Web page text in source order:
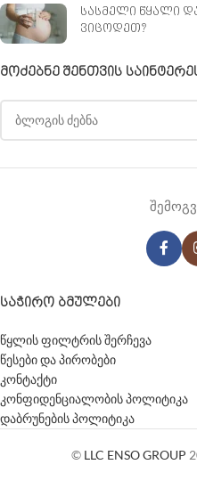
სასმელი წყალი
ვიცოდეთ?
ᲛᲝᲫᲔᲑᲜᲔ ᲨᲔᲜᲗᲕᲘᲡ
ᲡᲐᲭᲘᲠᲝ ᲑᲛᲣᲚᲔᲑᲘ
წყლის ფილტრის შერჩევა
წესები და პირობები
კონტაქტი
კონფიდენციალობის პოლიტიკა
დაბრუნების პოლიტიკა
© LLC ENSO GROUP